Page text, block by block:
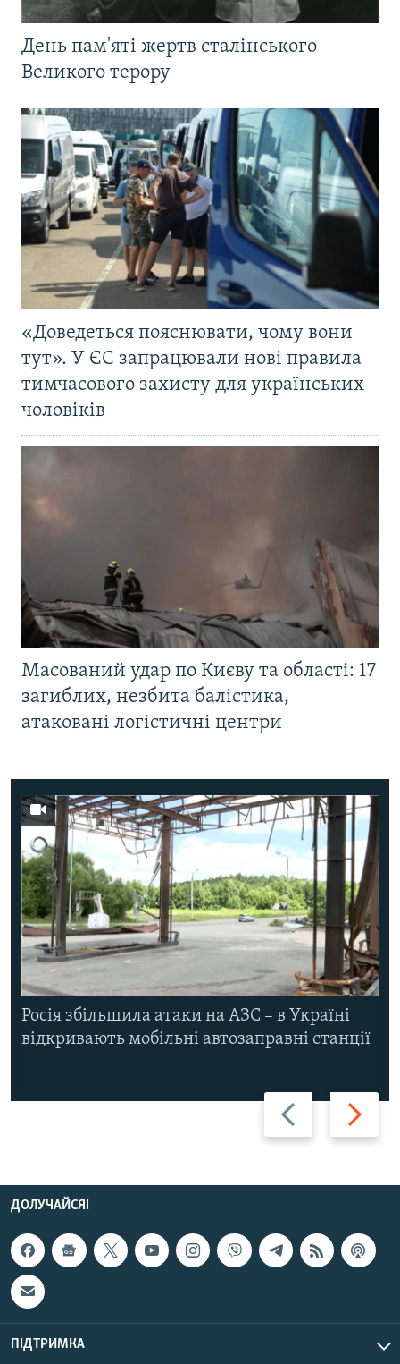
День пам'яті жертв сталінського
Великого терору
«Доведеться пояснювати, чому вони
тут». У ЄС запрацювали нові правила
тимчасового захисту для українських
чоловіків
Масований удар по Києву та області: 17
загиблих, незбита балістика,
атаковані логістичні центри
Назад Вперед
Росія збільшила атаки на АЗС – в Україні
відкривають мобільні автозаправні станції
ДОЛУЧАЙСЯ!
ПІДТРИМКА